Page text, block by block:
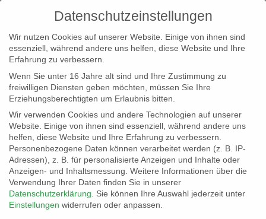
info@erfolgreich-events.de
+4940 46 777 230
Datenschutzeinstellungen
Wir nutzen Cookies auf unserer Website. Einige von ihnen sind
essenziell, während andere uns helfen, diese Website und Ihre
Erfahrung zu verbessern.
Wenn Sie unter 16 Jahre alt sind und Ihre Zustimmung zu
freiwilligen Diensten geben möchten, müssen Sie Ihre
Erziehungsberechtigten um Erlaubnis bitten.
Wir verwenden Cookies und andere Technologien auf unserer
Website. Einige von ihnen sind essenziell, während andere uns
helfen, diese Website und Ihre Erfahrung zu verbessern.
Personenbezogene Daten können verarbeitet werden (z. B. IP-
Adressen), z. B. für personalisierte Anzeigen und Inhalte oder
Anzeigen- und Inhaltsmessung. Weitere Informationen über die
Verwendung Ihrer Daten finden Sie in unserer
Datenschutzerklärung
Sie können Ihre Auswahl jederzeit unter
Einstellungen widerrufen oder anpassen.